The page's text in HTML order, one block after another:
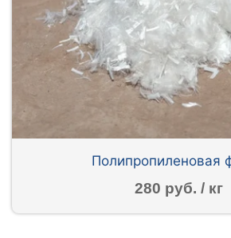
Полипропиленовая
280 руб. / кг